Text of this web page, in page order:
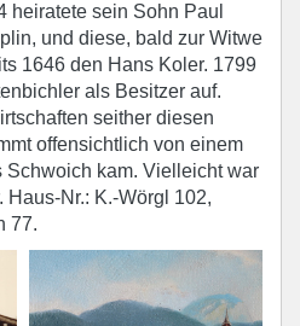
heiratete sein Sohn Paul
und diese, bald zur Witwe
1646 den Hans Koler. 1799
als Besitzer auf.
seither diesen
offensichtlich von einem
Schwoich kam. Vielleicht war
Haus-Nr.: K.-Wörgl 102,
77.